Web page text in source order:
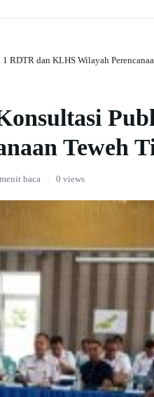
RDTR dan KLHS Wilayah
Teweh
baca · 0 views